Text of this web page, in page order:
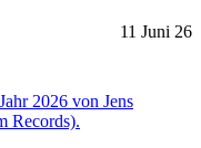
11 Juni 26